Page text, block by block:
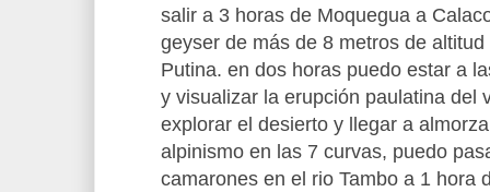
salir a 3 horas de Moquegua a
geyser de más de 8 metros de
Putina. en dos horas puedo estar a
y visualizar la erupción paulatina del
explorar el desierto y llegar a
alpinismo en las 7 curvas, puedo
camarones en el rio Tambo a 1 hora